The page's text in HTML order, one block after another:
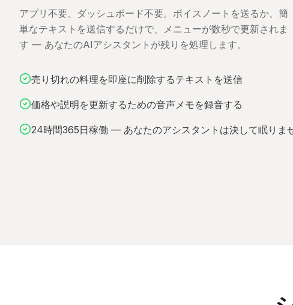
アプリ不要、ダッシュボード不要。ボイスノートを送るか、簡
単なテキストを送信するだけで、メニューが数秒で更新されま
す — あなたのAIアシスタントが残りを処理します。
売り切れの料理を即座に削除するテキストを送信
価格や説明を更新するための音声メモを録音する
24時間365日稼働 — あなたのアシスタントは決して眠りま